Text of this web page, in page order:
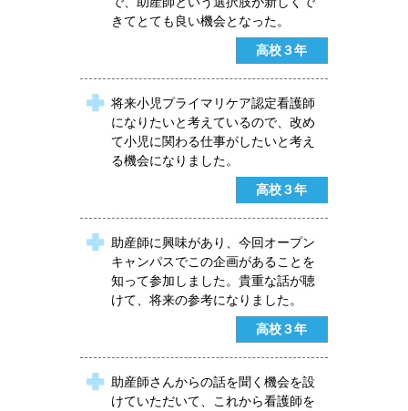
きてとても良い機会となった。
高校３年
将来小児プライマリケア認定看護師
になりたいと考えているので、改め
て小児に関わる仕事がしたいと考え
る機会になりました。
高校３年
助産師に興味があり、今回オープン
キャンパスでこの企画があることを
知って参加しました。貴重な話が聴
けて、将来の参考になりました。
高校３年
助産師さんからの話を聞く機会を設
けていただいて、これから看護師を